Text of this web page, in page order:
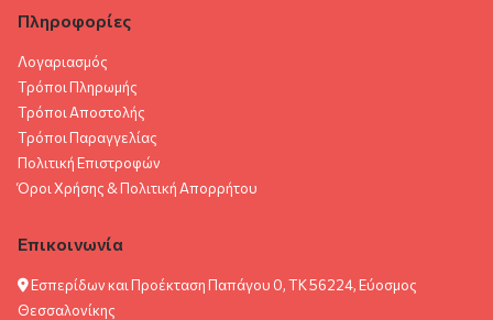
Πληροφορίες
Λογαριασμός
Τρόποι Πληρωμής
Τρόποι Αποστολής
Τρόποι Παραγγελίας
Πολιτική Επιστροφών
Όροι Χρήσης & Πολιτική Aπορρήτου
Επικοινωνία
Εσπερίδων και Προέκταση Παπάγου 0, ΤΚ 56224, Εύοσμος
Θεσσαλονίκης